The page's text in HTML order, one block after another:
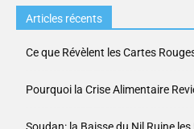
Articles récents
Ce que Révèlent les Cartes
Pourquoi la Crise Alimentaire